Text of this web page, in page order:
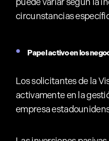
circunstancias
Papel activo en los
Los solicitantes de la
activamente en la
empresa